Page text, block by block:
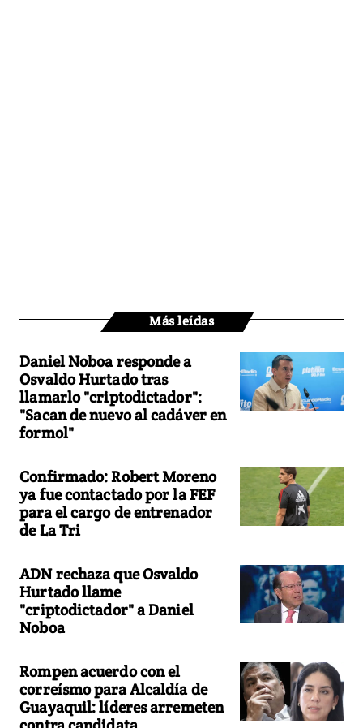
Más leídas
Daniel Noboa responde a
Osvaldo Hurtado tras
llamarlo "criptodictador":
"Sacan de nuevo al cadáver en
formol"
Confirmado: Robert Moreno
ya fue contactado por la FEF
para el cargo de entrenador
de La Tri
ADN rechaza que Osvaldo
Hurtado llame
"criptodictador" a Daniel
Noboa
Rompen acuerdo con el
correísmo para Alcaldía de
Guayaquil: líderes arremeten